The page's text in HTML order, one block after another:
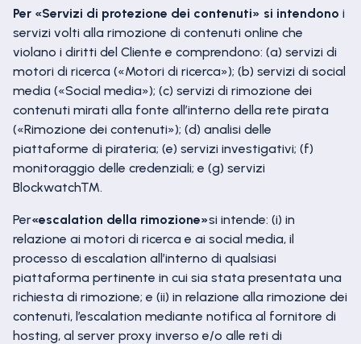
Per «Servizi di protezione dei contenuti» si intendono i
servizi volti alla rimozione di contenuti online che
violano i diritti del Cliente e comprendono: (a) servizi di
motori di ricerca («Motori di ricerca»); (b) servizi di social
media («Social media»); (c) servizi di rimozione dei
contenuti mirati alla fonte all’interno della rete pirata
(«Rimozione dei contenuti»); (d) analisi delle
piattaforme di pirateria; (e) servizi investigativi; (f)
monitoraggio delle credenziali; e (g) servizi
Blockwatch™.
Per«escalation della rimozione»si intende: (i) in
relazione ai motori di ricerca e ai social media, il
processo di escalation all’interno di qualsiasi
piattaforma pertinente in cui sia stata presentata una
richiesta di rimozione; e (ii) in relazione alla rimozione dei
contenuti, l’escalation mediante notifica al fornitore di
hosting, al server proxy inverso e/o alle reti di